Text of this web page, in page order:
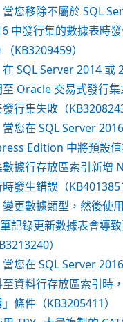
您移除不屬於 SQL
中發行集的數據表時
KB3209459）
SQL Server 2014 或
至 Oracle 交易式發行
行集失敗（KB3208243
您在 SQL Server
Edition 中將預設
據行存放區索引新增
發生錯誤（KB4013851
更數據類型，然後使
記錄更新數據表會導
）
您在 SQL Server
至資料行存放區索引時
條件（KB3205411）